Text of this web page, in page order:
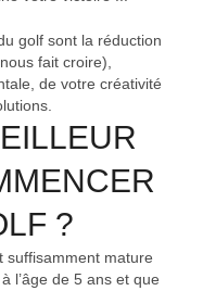
golf sont la réduction
fait croire),
de votre créativité
?
suffisamment mature
l’âge de 5 ans et que